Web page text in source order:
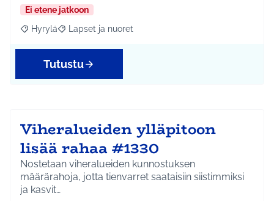
Ei etene jatkoon
Rajaa tulokset aihepiirin mukaan: Hyrylä
Hyrylä Rajaa tulokset teeman mukaan: Lapset ja nuoret
Lapset ja nuoret
Tutustu
Viheralueiden ylläpitoon
lisää rahaa #1330
Nostetaan viheralueiden kunnostuksen
määrärahoja, jotta tienvarret saataisiin siistimmiksi
ja kasvit…